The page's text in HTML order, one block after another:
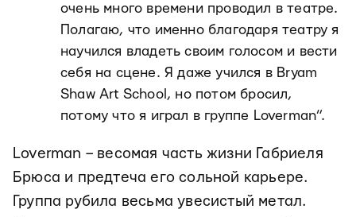
очень много времени проводил в театре.
Полагаю, что именно благодаря театру я
научился владеть своим голосом и вести
себя на сцене. Я даже учился в Bryam
Shaw Art School, но потом бросил,
потому что я играл в группе Loverman”.
Loverman – весомая часть жизни Габриеля
Брюса и предтеча его сольной карьере.
Группа рубила весьма увесистый метал.